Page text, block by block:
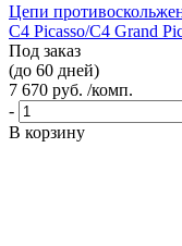
Цепи
C4 Picasso/C4 Grand
Под заказ
(до 60 дней)
7 670 руб. /комп.
-
В корзину